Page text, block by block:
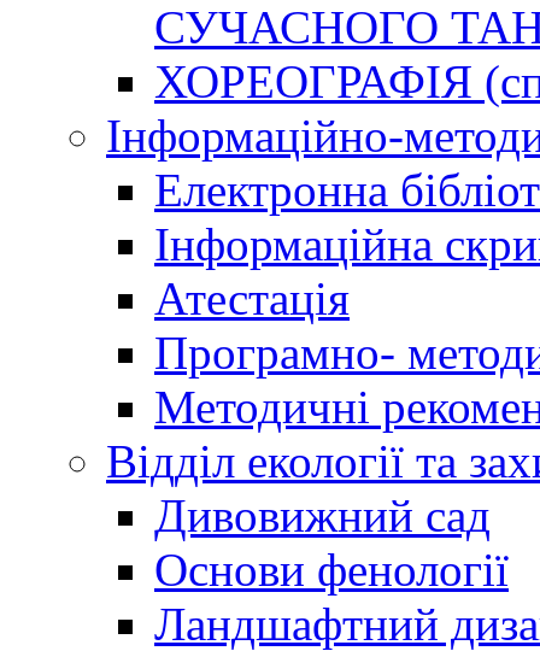
СУЧАСНОГО
ХОРЕОГРАФІЯ
Інформаційно-
Електронна
Інформаційна
Атестація
Програмно-
Методичні
Відділ екології та
Дивовижний сад
Основи фенології
Ландшафтний